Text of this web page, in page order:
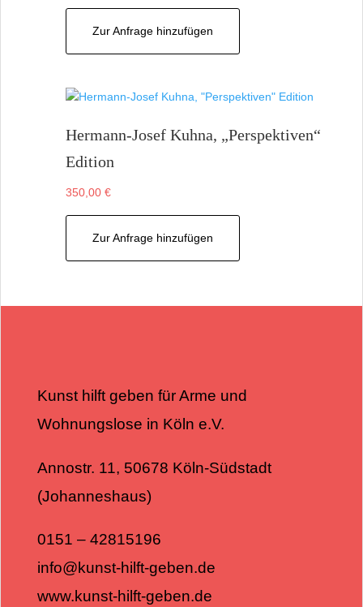
Zur Anfrage hinzufügen
Hermann-Josef Kuhna, „Perspektiven“
Edition
350,00€
Zur Anfrage hinzufügen
Kunst hilft geben für Arme und
Wohnungslose in Köln e.V.
Annostr. 11, 50678 Köln-Südstadt
(Johanneshaus)
0151 – 42815196
info@kunst-hilft-geben.de
www.kunst-hilft-geben.de